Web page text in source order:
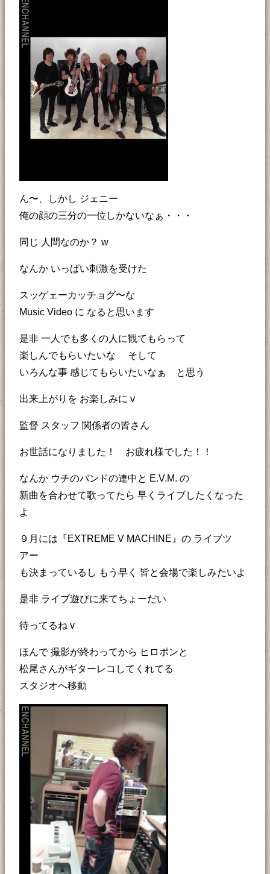
ん〜、しかし ジェニー
俺の顔の三分の一位しかないなぁ・・・
同じ 人間なのか？ w
なんか いっぱい刺激を受けた
スッゲェーカッチョグ〜な
Music Video に なると思います
是非 一人でも多くの人に観てもらって
楽しんでもらいたいな そして
いろんな事 感じてもらいたいなぁ と思う
出来上がりを お楽しみに v
監督 スタッフ 関係者の皆さん
お世話になりました！ お疲れ様でした！！
なんか ウチのバンドの連中と E.V.M. の
新曲を合わせて歌ってたら 早くライブしたくなった
よ
９月には『EXTREME V MACHINE』の ライブツ
アー
も決まっているし もう早く 皆と会場で楽しみたいよ
是非 ライブ遊びに来てちょーだい
待ってるね v
ほんで 撮影が終わってから ヒロポンと
松尾さんがギターレコしてくれてる
スタジオへ移動